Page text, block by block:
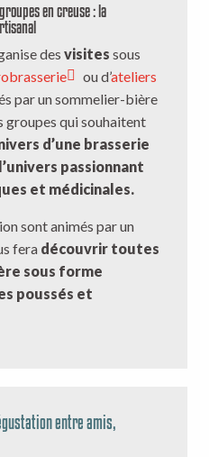
en creuse : la
des visites sous
ou d’ateliers
par un sommelier-bière
groupes qui souhaitent
d’une brasserie
passionnant
et médicinales.
sont animés par un
fera découvrir toutes
sous forme
poussés et
entre amis,